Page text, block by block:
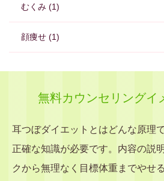
むくみ (1)
顔痩せ (1)
無料カウンセリングイ
耳つぼダイエットとはどんな原理
正確な知識が必要です。内容の説
クから無理なく目標体重までやせ